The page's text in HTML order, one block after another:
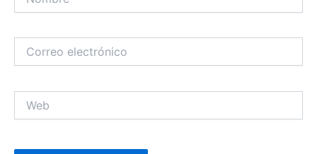
electrónico